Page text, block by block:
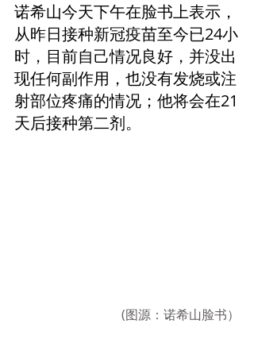
诺希山今天下午在脸书上表示，
从昨日接种新冠疫苗至今已24小
时，目前自己情况良好，并没出
现任何副作用，也没有发烧或注
射部位疼痛的情况；他将会在21
天后接种第二剂。
(图源：诺希山脸书）